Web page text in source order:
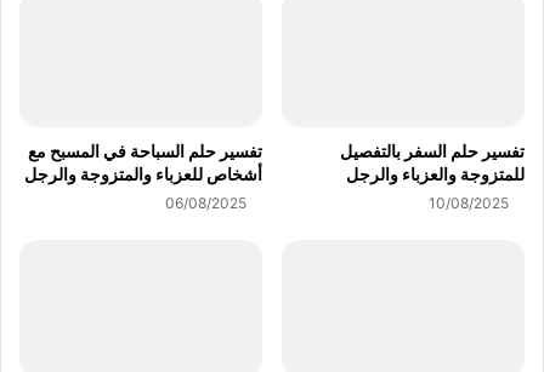
تفسير حلم السفر بالتفصيل
للمتزوجة والعزباء والرجل
10/08/2025
تفسير حلم السباحة في المسبح مع
أشخاص للعزباء والمتزوجة والرجل
06/08/2025